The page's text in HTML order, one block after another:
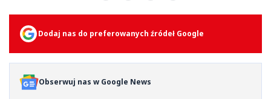
Dodaj nas do preferowanych źródeł Google
Obserwuj nas w Google News